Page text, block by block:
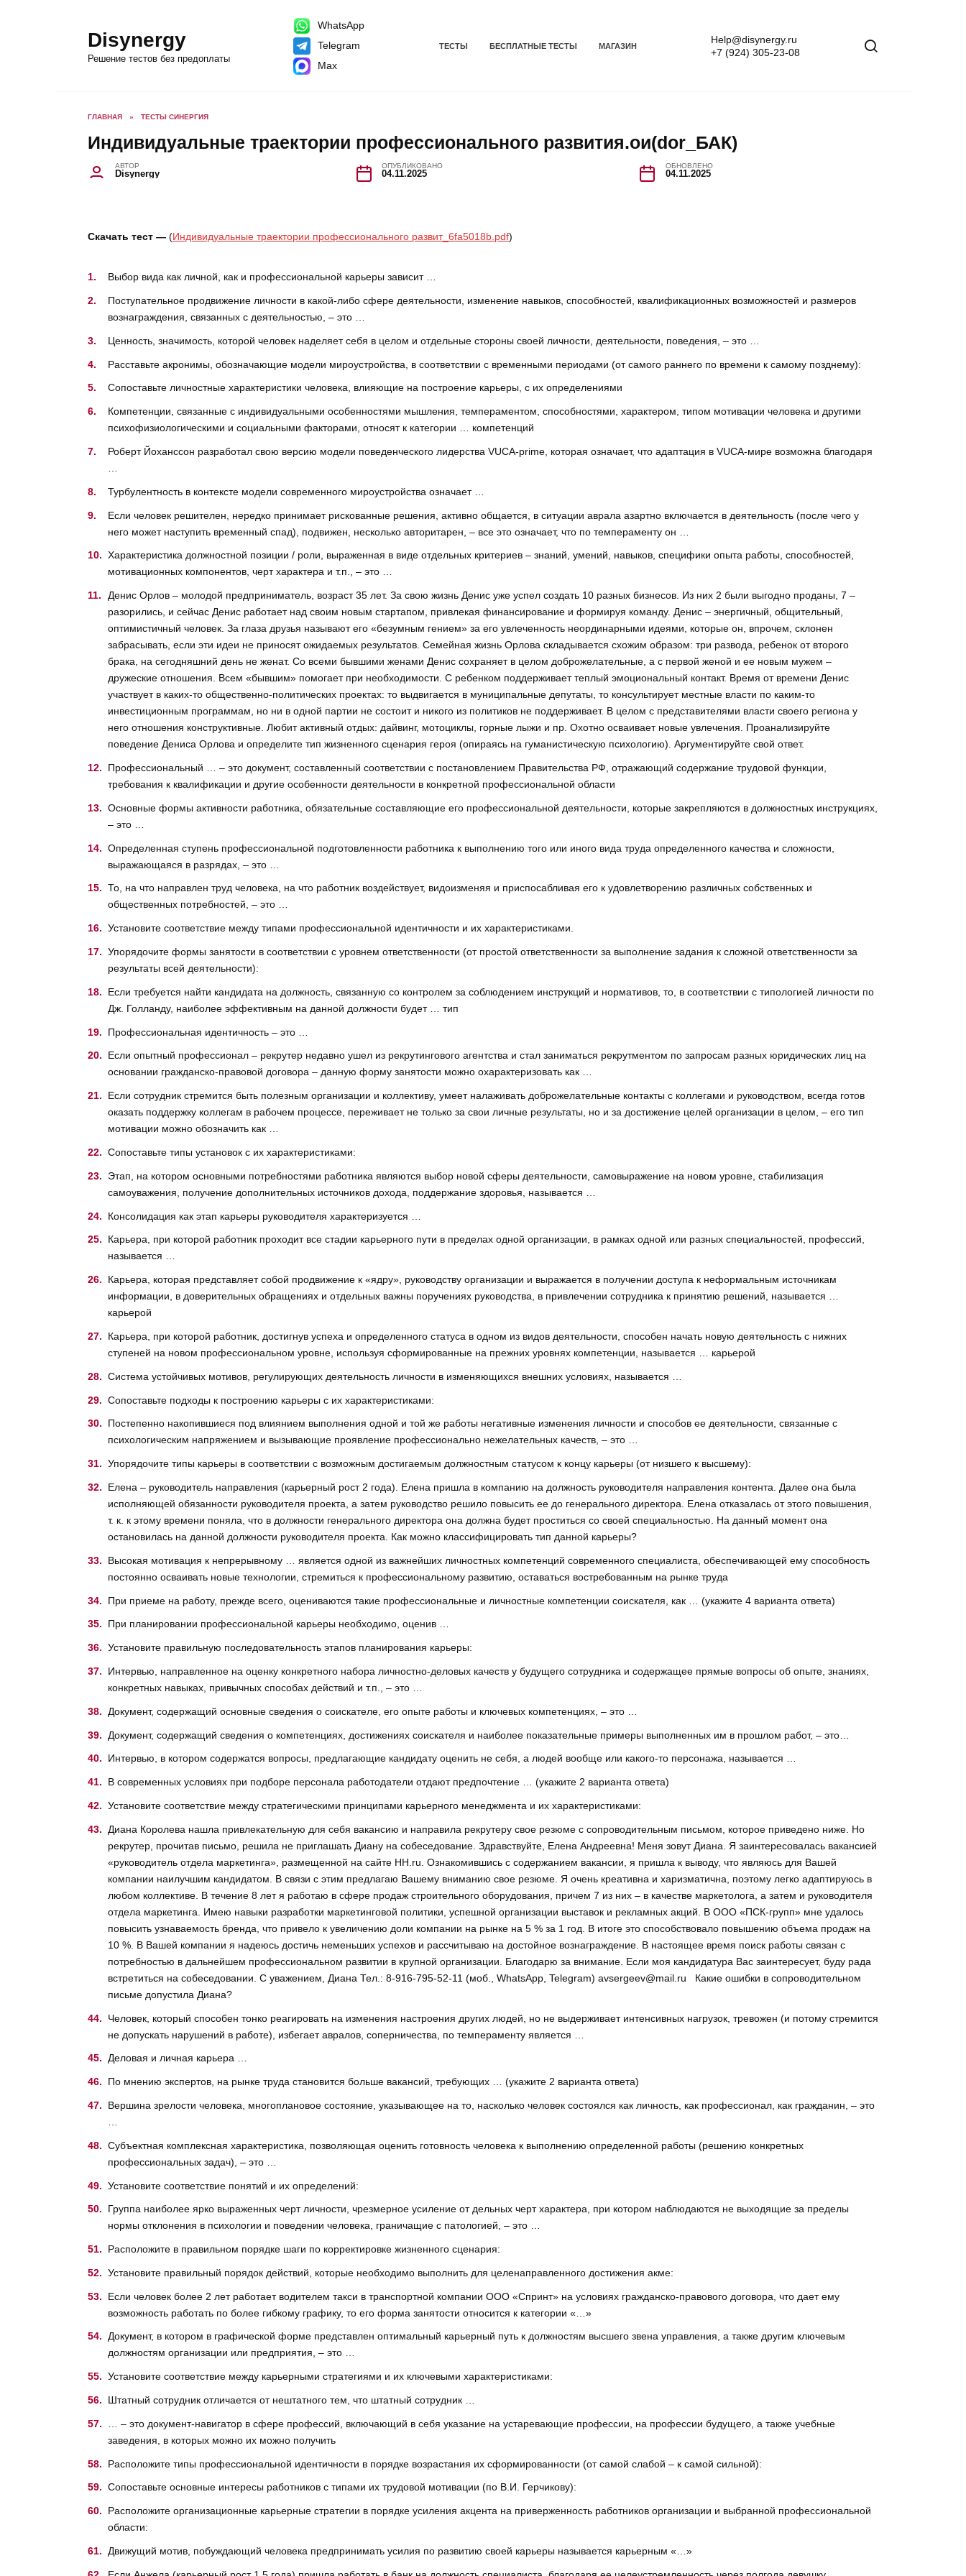
Disynergy
Решение тестов без предоплаты
WhatsApp
Telegram
Max
ТЕСТЫ БЕСПЛАТНЫЕ ТЕСТЫ МАГАЗИН
Help@disynergy.ru
+7 (924) 305-23-08
ГЛАВНАЯ » ТЕСТЫ СИНЕРГИЯ
Индивидуальные траектории профессионального развития.ои(dor_БАК)
АВТОР
Disynergy
ОПУБЛИКОВАНО
04.11.2025
ОБНОВЛЕНО
04.11.2025
Скачать тест — (Индивидуальные траектории профессионального развит_6fa5018b.pdf)
Выбор вида как личной, как и профессиональной карьеры зависит …
Поступательное продвижение личности в какой-либо сфере деятельности, изменение навыков, способностей, квалификационных возможностей и размеров
вознаграждения, связанных с деятельностью, – это …
Ценность, значимость, которой человек наделяет себя в целом и отдельные стороны своей личности, деятельности, поведения, – это …
Расставьте акронимы, обозначающие модели мироустройства, в соответствии с временными периодами (от самого раннего по времени к самому позднему):
Сопоставьте личностные характеристики человека, влияющие на построение карьеры, с их определениями
Компетенции, связанные с индивидуальными особенностями мышления, темпераментом, способностями, характером, типом мотивации человека и другими
психофизиологическими и социальными факторами, относят к категории … компетенций
Роберт Йоханссон разработал свою версию модели поведенческого лидерства VUCA-prime, которая означает, что адаптация в VUCA-мире возможна благодаря
Турбулентность в контексте модели современного мироустройства означает …
Если человек решителен, нередко принимает рискованные решения, активно общается, в ситуации аврала азартно включается в деятельность (после чего у
него может наступить временный спад), подвижен, несколько авторитарен, – все это означает, что по темпераменту он …
Характеристика должностной позиции / роли, выраженная в виде отдельных критериев – знаний, умений, навыков, специфики опыта работы, способностей,
мотивационных компонентов, черт характера и т.п., – это …
Денис Орлов – молодой предприниматель, возраст 35 лет. За свою жизнь Денис уже успел создать 10 разных бизнесов. Из них 2 были выгодно проданы, 7 –
разорились, и сейчас Денис работает над своим новым стартапом, привлекая финансирование и формируя команду. Денис – энергичный, общительный,
оптимистичный человек. За глаза друзья называют его «безумным гением» за его увлеченность неординарными идеями, которые он, впрочем, склонен
забрасывать, если эти идеи не приносят ожидаемых результатов. Семейная жизнь Орлова складывается схожим образом: три развода, ребенок от второго
брака, на сегодняшний день не женат. Со всеми бывшими женами Денис сохраняет в целом доброжелательные, а с первой женой и ее новым мужем –
дружеские отношения. Всем «бывшим» помогает при необходимости. С ребенком поддерживает теплый эмоциональный контакт. Время от времени Денис
участвует в каких-то общественно-политических проектах: то выдвигается в муниципальные депутаты, то консультирует местные власти по каким-то
инвестиционным программам, но ни в одной партии не состоит и никого из политиков не поддерживает. В целом с представителями власти своего региона у
него отношения конструктивные. Любит активный отдых: дайвинг, мотоциклы, горные лыжи и пр. Охотно осваивает новые увлечения. Проанализируйте
поведение Дениса Орлова и определите тип жизненного сценария героя (опираясь на гуманистическую психологию). Аргументируйте свой ответ.
Профессиональный … – это документ, составленный соответствии с постановлением Правительства РФ, отражающий содержание трудовой функции,
требования к квалификации и другие особенности деятельности в конкретной профессиональной области
Основные формы активности работника, обязательные составляющие его профессиональной деятельности, которые закрепляются в должностных инструкциях,
– это …
Определенная ступень профессиональной подготовленности работника к выполнению того или иного вида труда определенного качества и сложности,
выражающаяся в разрядах, – это …
То, на что направлен труд человека, на что работник воздействует, видоизменяя и приспосабливая его к удовлетворению различных собственных и
общественных потребностей, – это …
Установите соответствие между типами профессиональной идентичности и их характеристиками.
Упорядочите формы занятости в соответствии с уровнем ответственности (от простой ответственности за выполнение задания к сложной ответственности за
результаты всей деятельности):
Если требуется найти кандидата на должность, связанную со контролем за соблюдением инструкций и нормативов, то, в соответствии с типологией личности по
Дж. Голланду, наиболее эффективным на данной должности будет … тип
Профессиональная идентичность – это …
Если опытный профессионал – рекрутер недавно ушел из рекрутингового агентства и стал заниматься рекрутментом по запросам разных юридических лиц на
основании гражданско-правовой договора – данную форму занятости можно охарактеризовать как …
Если сотрудник стремится быть полезным организации и коллективу, умеет налаживать доброжелательные контакты с коллегами и руководством, всегда готов
оказать поддержку коллегам в рабочем процессе, переживает не только за свои личные результаты, но и за достижение целей организации в целом, – его тип
мотивации можно обозначить как …
Сопоставьте типы установок с их характеристиками:
Этап, на котором основными потребностями работника являются выбор новой сферы деятельности, самовыражение на новом уровне, стабилизация
самоуважения, получение дополнительных источников дохода, поддержание здоровья, называется …
Консолидация как этап карьеры руководителя характеризуется …
Карьера, при которой работник проходит все стадии карьерного пути в пределах одной организации, в рамках одной или разных специальностей, профессий,
называется …
Карьера, которая представляет собой продвижение к «ядру», руководству организации и выражается в получении доступа к неформальным источникам
информации, в доверительных обращениях и отдельных важны поручениях руководства, в привлечении сотрудника к принятию решений, называется …
карьерой
Карьера, при которой работник, достигнув успеха и определенного статуса в одном из видов деятельности, способен начать новую деятельность с нижних
ступеней на новом профессиональном уровне, используя сформированные на прежних уровнях компетенции, называется … карьерой
Система устойчивых мотивов, регулирующих деятельность личности в изменяющихся внешних условиях, называется …
Сопоставьте подходы к построению карьеры с их характеристиками:
Постепенно накопившиеся под влиянием выполнения одной и той же работы негативные изменения личности и способов ее деятельности, связанные с
психологическим напряжением и вызывающие проявление профессионально нежелательных качеств, – это …
Упорядочите типы карьеры в соответствии с возможным достигаемым должностным статусом к концу карьеры (от низшего к высшему):
Елена – руководитель направления (карьерный рост 2 года). Елена пришла в компанию на должность руководителя направления контента. Далее она была
исполняющей обязанности руководителя проекта, а затем руководство решило повысить ее до генерального директора. Елена отказалась от этого повышения,
т. к. к этому времени поняла, что в должности генерального директора она должна будет проститься со своей специальностью. На данный момент она
остановилась на данной должности руководителя проекта. Как можно классифицировать тип данной карьеры?
Высокая мотивация к непрерывному … является одной из важнейших личностных компетенций современного специалиста, обеспечивающей ему способность
постоянно осваивать новые технологии, стремиться к профессиональному развитию, оставаться востребованным на рынке труда
При приеме на работу, прежде всего, оцениваются такие профессиональные и личностные компетенции соискателя, как … (укажите 4 варианта ответа)
При планировании профессиональной карьеры необходимо, оценив …
Установите правильную последовательность этапов планирования карьеры:
Интервью, направленное на оценку конкретного набора личностно-деловых качеств у будущего сотрудника и содержащее прямые вопросы об опыте, знаниях,
конкретных навыках, привычных способах действий и т.п., – это …
Документ, содержащий основные сведения о соискателе, его опыте работы и ключевых компетенциях, – это …
Документ, содержащий сведения о компетенциях, достижениях соискателя и наиболее показательные примеры выполненных им в прошлом работ, – это…
Интервью, в котором содержатся вопросы, предлагающие кандидату оценить не себя, а людей вообще или какого-то персонажа, называется …
В современных условиях при подборе персонала работодатели отдают предпочтение … (укажите 2 варианта ответа)
Установите соответствие между стратегическими принципами карьерного менеджмента и их характеристиками:
Диана Королева нашла привлекательную для себя вакансию и направила рекрутеру свое резюме с сопроводительным письмом, которое приведено ниже. Но
рекрутер, прочитав письмо, решила не приглашать Диану на собеседование. Здравствуйте, Елена Андреевна! Меня зовут Диана. Я заинтересовалась вакансией
«руководитель отдела маркетинга», размещенной на сайте HH.ru. Ознакомившись с содержанием вакансии, я пришла к выводу, что являюсь для Вашей
компании наилучшим кандидатом. В связи с этим предлагаю Вашему вниманию свое резюме. Я очень креативна и харизматична, поэтому легко адаптируюсь в
любом коллективе. В течение 8 лет я работаю в сфере продаж строительного оборудования, причем 7 из них – в качестве маркетолога, а затем и руководителя
отдела маркетинга. Имею навыки разработки маркетинговой политики, успешной организации выставок и рекламных акций. В ООО «ПСК-групп» мне удалось
повысить узнаваемость бренда, что привело к увеличению доли компании на рынке на 5 % за 1 год. В итоге это способствовало повышению объема продаж на
10 %. В Вашей компании я надеюсь достичь неменьших успехов и рассчитываю на достойное вознаграждение. В настоящее время поиск работы связан с
потребностью в дальнейшем профессиональном развитии в крупной организации. Благодарю за внимание. Если моя кандидатура Вас заинтересует, буду рада
встретиться на собеседовании. С уважением, Диана Тел.: 8-916-795-52-11 (моб., WhatsApp, Telegram) avsergeev@mail.ru Какие ошибки в сопроводительном
письме допустила Диана?
Человек, который способен тонко реагировать на изменения настроения других людей, но не выдерживает интенсивных нагрузок, тревожен (и потому стремится
не допускать нарушений в работе), избегает авралов, соперничества, по темпераменту является …
Деловая и личная карьера …
По мнению экспертов, на рынке труда становится больше вакансий, требующих … (укажите 2 варианта ответа)
Вершина зрелости человека, многоплановое состояние, указывающее на то, насколько человек состоялся как личность, как профессионал, как гражданин, – это
Субъектная комплексная характеристика, позволяющая оценить готовность человека к выполнению определенной работы (решению конкретных
профессиональных задач), – это …
Установите соответствие понятий и их определений:
Группа наиболее ярко выраженных черт личности, чрезмерное усиление от дельных черт характера, при котором наблюдаются не выходящие за пределы
нормы отклонения в психологии и поведении человека, граничащие с патологией, – это …
Расположите в правильном порядке шаги по корректировке жизненного сценария:
Установите правильный порядок действий, которые необходимо выполнить для целенаправленного достижения акме:
Если человек более 2 лет работает водителем такси в транспортной компании ООО «Спринт» на условиях гражданско-правового договора, что дает ему
возможность работать по более гибкому графику, то его форма занятости относится к категории «…»
Документ, в котором в графической форме представлен оптимальный карьерный путь к должностям высшего звена управления, а также другим ключевым
должностям организации или предприятия, – это …
Установите соответствие между карьерными стратегиями и их ключевыми характеристиками:
Штатный сотрудник отличается от нештатного тем, что штатный сотрудник …
… – это документ-навигатор в сфере профессий, включающий в себя указание на устаревающие профессии, на профессии будущего, а также учебные
заведения, в которых можно их можно получить
Расположите типы профессиональной идентичности в порядке возрастания их сформированности (от самой слабой – к самой сильной):
Сопоставьте основные интересы работников с типами их трудовой мотивации (по В.И. Герчикову):
Расположите организационные карьерные стратегии в порядке усиления акцента на приверженность работников организации и выбранной профессиональной
области:
Движущий мотив, побуждающий человека предпринимать усилия по развитию своей карьеры называется карьерным «…»